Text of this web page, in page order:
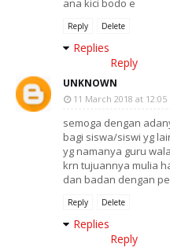
ana kici bodo e
Reply Delete
Replies
Reply
UNKNOWN
11 March 2018 at 12:05
semoga dengan
bagi siswa/siswi yg
yg namanya guru
krn tujuannya mulia
dan badan dengan
Reply Delete
Replies
Reply